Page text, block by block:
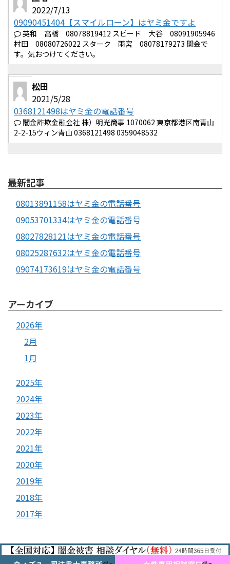
2022/7/13
09090451404【スマイルローン】はヤミ金ですよ
英和 高橋 08078819412 スピード 大谷 08091905946
村田 08080726022 スターク 雨宮 08078179273 闇金で
す。気おつけてください。
松田
2021/5/28
0368121498はヤミ金の電話番号
闇金詐欺金融会社 株）明光商事 1070062 東京都港区南青山
2-2-15ウィン青山 0368121498 0359048532
最新記事
08013891158はヤミ金の電話番号
09053701334はヤミ金の電話番号
08027828121はヤミ金の電話番号
08025287632はヤミ金の電話番号
09074173619はヤミ金の電話番号
アーカイブ
2026年
2月
1月
2025年
2024年
2023年
2022年
2021年
2020年
2019年
2018年
2017年